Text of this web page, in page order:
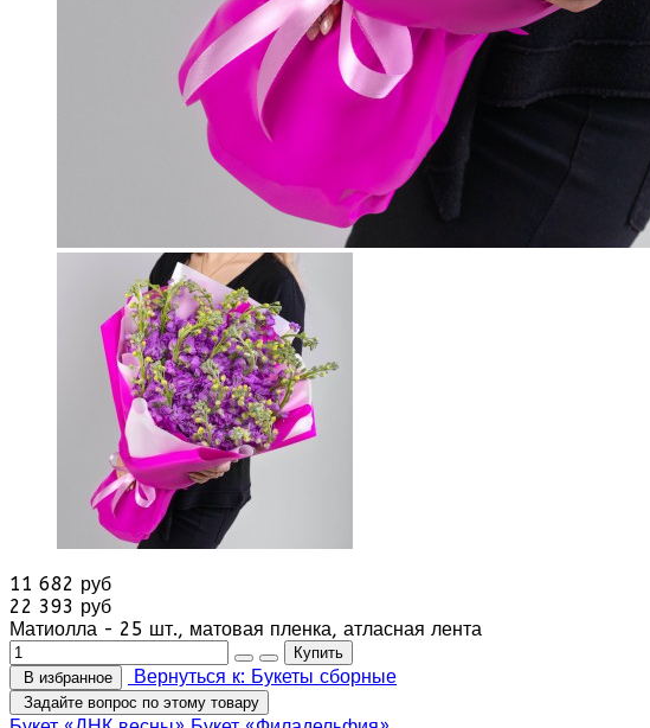
11 682 руб
22 393 руб
Матиолла - 25 шт., матовая пленка, атласная лента
В избранное Вернуться к: Букеты сборные
Задайте вопрос по этому товару